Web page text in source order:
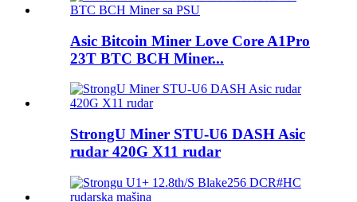
Asic Bitcoin Miner Love Core A1Pro
23T BTC BCH Miner...
StrongU Miner STU-U6 DASH Asic
rudar 420G X11 rudar